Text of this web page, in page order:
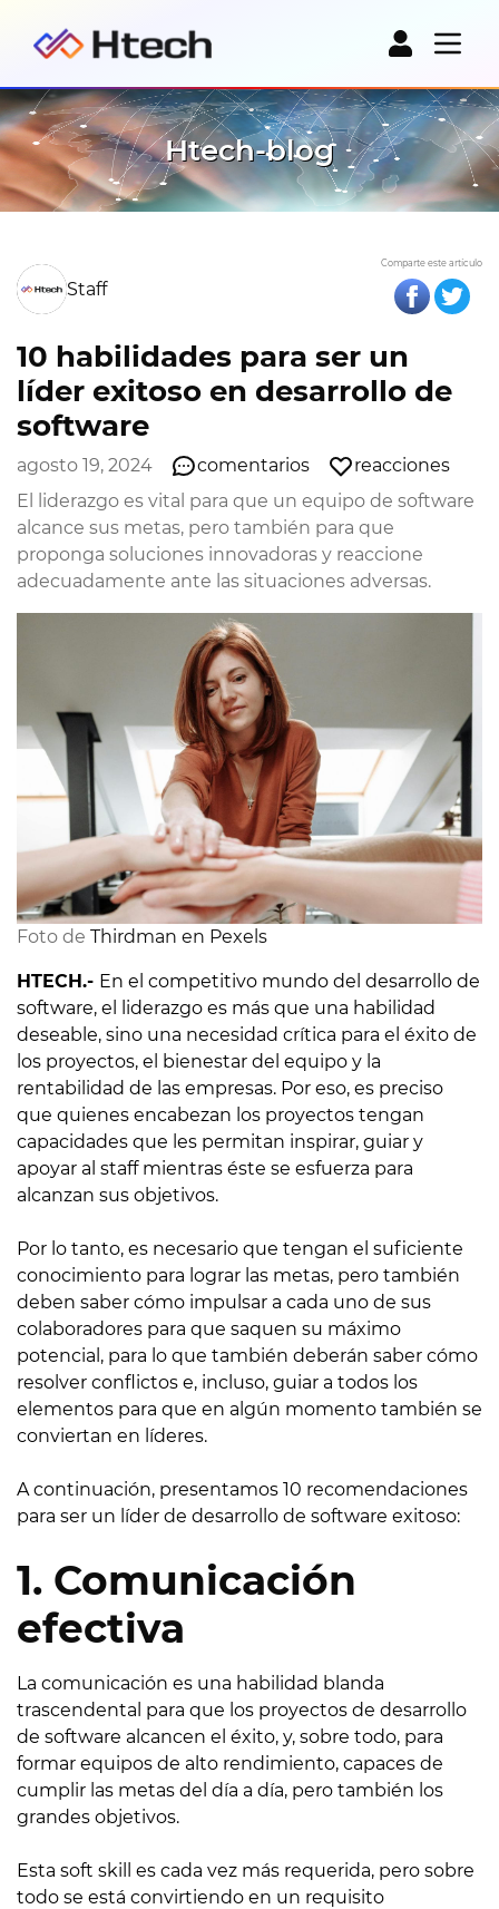
Htech-blog
Staff
Comparte este artículo
10 habilidades para ser un
líder exitoso en desarrollo de
software
agosto 19, 2024 comentarios
reacciones
El liderazgo es vital para que un equipo de software
alcance sus metas, pero también para que
proponga soluciones innovadoras y reaccione
adecuadamente ante las situaciones adversas.
Foto de Thirdman en Pexels
HTECH.- En el competitivo mundo del desarrollo de
software, el liderazgo es más que una habilidad
deseable, sino una necesidad crítica para el éxito de
los proyectos, el bienestar del equipo y la
rentabilidad de las empresas. Por eso, es preciso
que quienes encabezan los proyectos tengan
capacidades que les permitan inspirar, guiar y
apoyar al staff mientras éste se esfuerza para
alcanzan sus objetivos.
Por lo tanto, es necesario que tengan el suficiente
conocimiento para lograr las metas, pero también
deben saber cómo impulsar a cada uno de sus
colaboradores para que saquen su máximo
potencial, para lo que también deberán saber cómo
resolver conflictos e, incluso, guiar a todos los
elementos para que en algún momento también se
conviertan en líderes.
A continuación, presentamos 10 recomendaciones
para ser un líder de desarrollo de software exitoso:
1. Comunicación
efectiva
La comunicación es una habilidad blanda
trascendental para que los proyectos de desarrollo
de software alcancen el éxito, y, sobre todo, para
formar equipos de alto rendimiento, capaces de
cumplir las metas del día a día, pero también los
grandes objetivos.
Esta soft skill es cada vez más requerida, pero sobre
todo se está convirtiendo en un requisito